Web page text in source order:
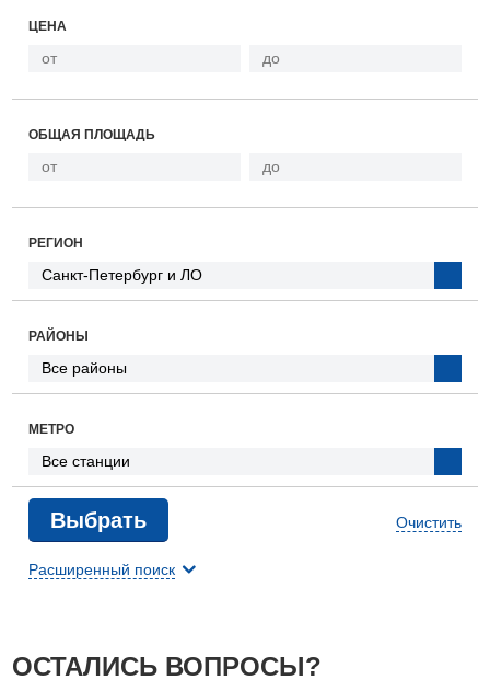
ЦЕНА
ОБЩАЯ ПЛОЩАДЬ
РЕГИОН
РАЙОНЫ
МЕТРО
Очистить
Расширенный поиск
ОСТАЛИСЬ ВОПРОСЫ?